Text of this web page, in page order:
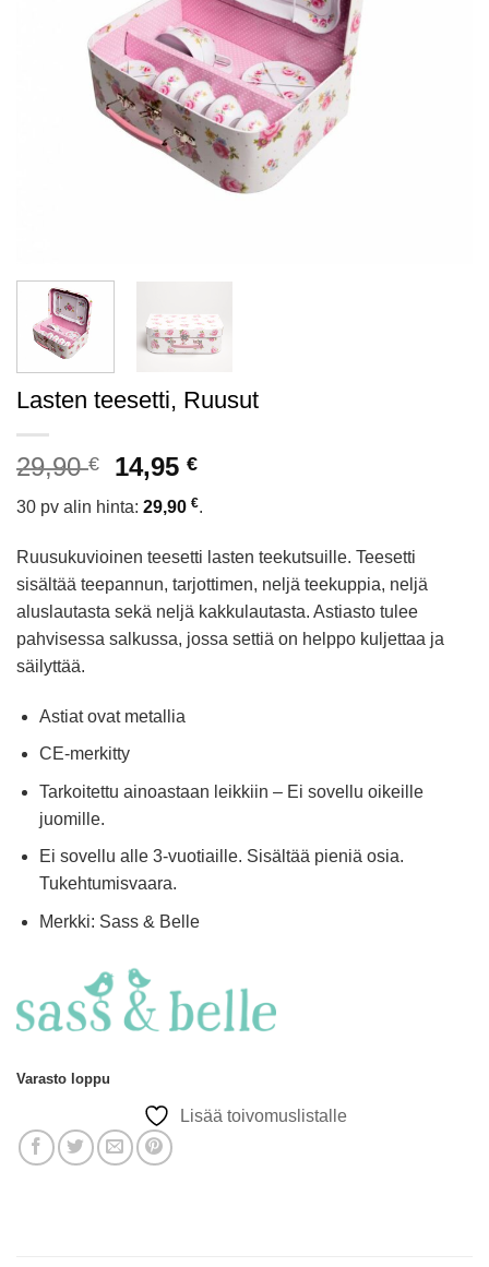
Lasten teesetti, Ruusut
29,90€
Alkuperäinen
oli:
29,90 €.
14,95€Nykyinen
hinta
on:
14,95 €.
30 pv alin hinta: 29,90 €.
Ruusukuvioinen teesetti lasten teekutsuille. Teesetti
sisältää teepannun, tarjottimen, neljä teekuppia, neljä
aluslautasta sekä neljä kakkulautasta. Astiasto tulee
pahvisessa salkussa, jossa settiä on helppo kuljettaa ja
säilyttää.
Astiat ovat metallia
CE-merkitty
Tarkoitettu ainoastaan leikkiin – Ei sovellu oikeille
juomille.
Ei sovellu alle 3-vuotiaille. Sisältää pieniä osia.
Tukehtumisvaara.
Merkki: Sass & Belle
Varasto loppu
Lisää toivomuslistalle